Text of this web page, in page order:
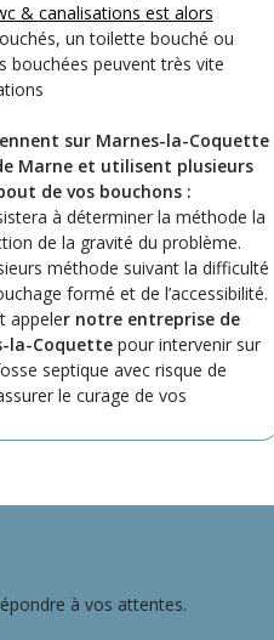
& canalisations est alors
un toilette bouché ou
bouchées peuvent très vite
sur Marnes-la-Coquette
Marne et utilisent plusieurs
de vos bouchons :
à déterminer la méthode la
de la gravité du problème.
méthode suivant la difficulté
formé et de l’accessibilité.
appeler notre entreprise de
la-Coquettepour intervenir sur
septique avec risque de
le curage de vos
à vos attentes.